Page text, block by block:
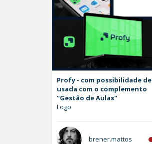
Profy - com possibilidade de
usada com o complemento
“Gestão de Aulas"
Logo
brener.mattos